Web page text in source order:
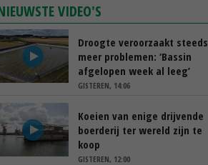
VIDEO'S
Droogte veroorzaakt steeds
meer problemen: ‘Bassin
afgelopen week al leeg’
GISTEREN, 14:06
Koeien van enige drijvende
boerderij ter wereld zijn te
koop
GISTEREN, 12:00